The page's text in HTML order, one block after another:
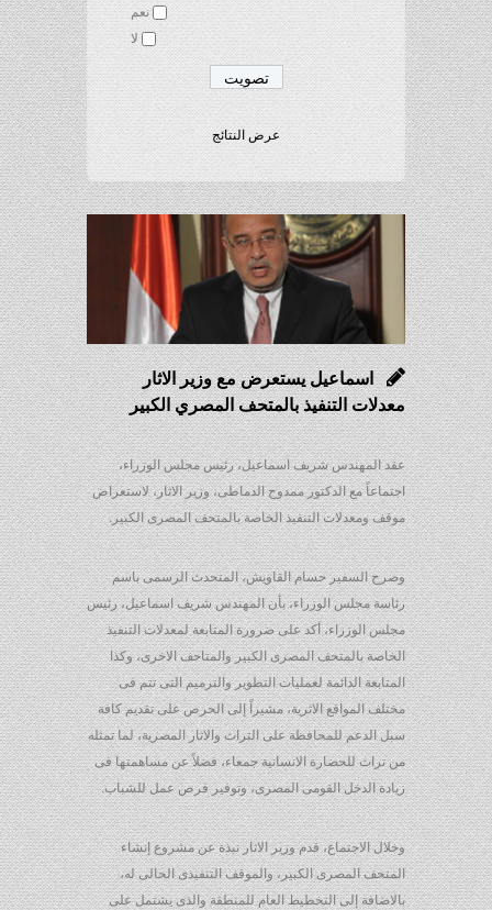
نعم
لا
عرض النتائج
اسماعيل يستعرض مع وزير الاثار
معدلات التنفيذ بالمتحف المصري الكبير
عقد المهندس شريف اسماعيل، رئيس مجلس الوزراء،
اجتماعاً مع الدكتور ممدوح الدماطى، وزير الاثار، لاستعراض
موقف ومعدلات التنفيذ الخاصة بالمتحف المصرى الكبير.
وصرح السفير حسام القاويش، المتحدث الرسمى باسم
رئاسة مجلس الوزراء، بأن المهندس شريف اسماعيل، رئيس
مجلس الوزراء، أكد على ضرورة المتابعة لمعدلات التنفيذ
الخاصة بالمتحف المصرى الكبير والمتاحف الاخرى، وكذا
المتابعة الدائمة لعمليات التطوير والترميم التى تتم فى
مختلف المواقع الاثرية، مشيراً إلى الحرص على تقديم كافة
سبل الدعم للمحافظة على التراث والاثار المصرية، لما تمثله
من تراث للحضارة الانسانية جمعاء، فضلاً عن مساهمتها فى
زيادة الدخل القومى المصرى، وتوفير فرص عمل للشباب.
وخلال الاجتماع، قدم وزير الاثار نبذة عن مشروع إنشاء
المتحف المصرى الكبير، والموقف التنفيذى الحالى له،
بالاضافة إلى التخطيط العام للمنطقة والذى يشتمل على